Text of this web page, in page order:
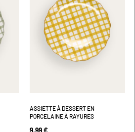
ASSIETTE À DESSERT EN
PORCELAINE À RAYURES
9,99 €